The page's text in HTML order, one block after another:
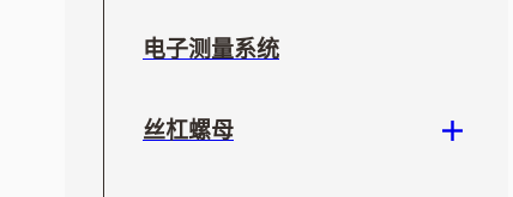
电子测量系统
丝杠螺母